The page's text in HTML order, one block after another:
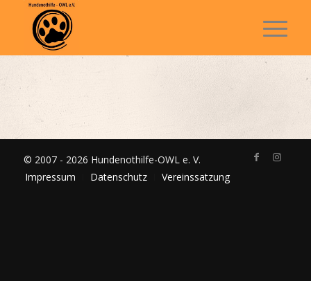
© 2007 - 2026 Hundenothilfe-OWL e. V.
Impressum
Datenschutz Vereinssatzung